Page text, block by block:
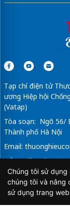
Tạp chí điện tử
ương Hiệp hội
(Vatap)
Tòa soạn: Ngõ 56/
Thành phố Hà Nội
Email:
Tổng Biên Tập: Vũ
Giấy phép hoạt
Thông tin và
Chúng tôi sử
chúng tôi và nâng
sử dụng trang